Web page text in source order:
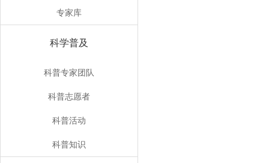
专家库
科学普及
科普专家团队
科普志愿者
科普活动
科普知识